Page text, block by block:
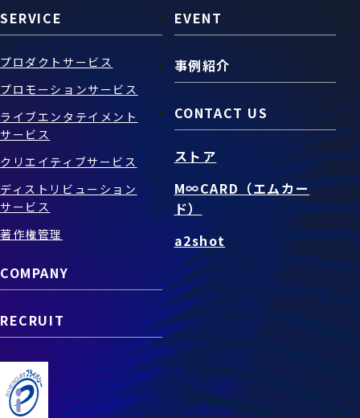
SERVICE
プロダクトサービス
プロモーションサービス
ライブエンタテイメント
サービス
クリエイティブサービス
ディストリビューション
サービス
著作権管理
COMPANY
RECRUIT
EVENT
事例紹介
CONTACT US
ストア
M∞CARD（エムカー
ド）
a2shot